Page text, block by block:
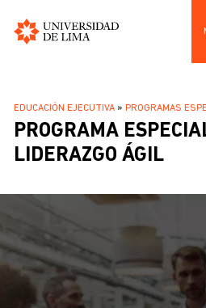
contenido
principal
SOBRESCRIBIR
ENLACES
DE
A
NAVEGACIÓN
EDUCACIÓN EJECUTIVA PROGRAMAS
PROGRAMA
LIDERAZGO ÁGIL